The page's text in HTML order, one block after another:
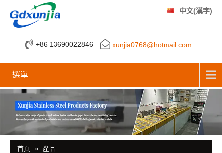
+86 13690022846 xunjia0768@hotmail.com
中文(漢字)
選單
首頁 » 產品